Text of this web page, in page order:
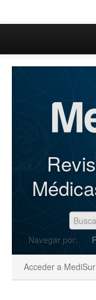
Inicio
Iniciar sesión
Registrarse
Navegar por:
Acceder a